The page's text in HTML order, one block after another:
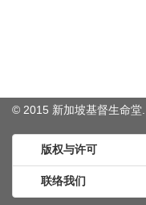
© 2015 新加坡基督生命堂
版权与许可
联络我们